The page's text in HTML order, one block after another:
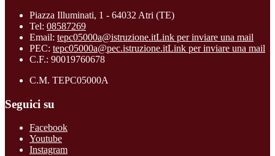
Piazza Illuminati, 1 - 64032 Atri (TE)
Tel: 08587269
Email: tepc05000a@istruzione.itLink per inviare una mail
PEC: tepc05000a@pec.istruzione.itLink per inviare una mail
C.F.: 90019760678
C.M. TEPC05000A
Seguici su
Facebook
Youtube
Instagram